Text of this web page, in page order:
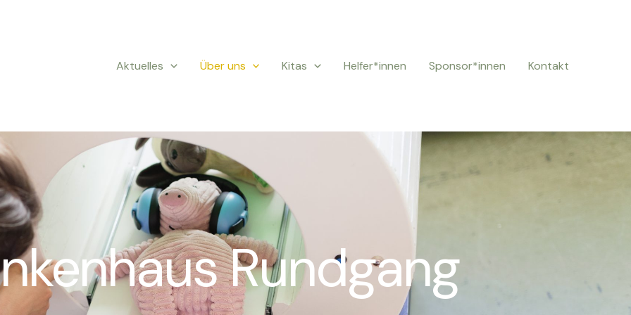
Aktuelles
Über uns Kitas Helfer*innen Sponsor*innen Kontakt
Rundgang